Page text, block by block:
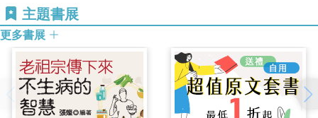
安氣氛。朱孝遠指出：「研究磚頭和研究房子是兩回事。」我
如何研究民國這棟房子？
我花很長的時間閱讀二手的研究。講王國維的書不少，我講的
不同。民國史相對其他的中國歷史，除了過多的史料，還必須
克服「哪些社群掌握界定知識的優勢權？知識要用在誰身
上？」同時也必須考慮研究者被「禁聲或消音(silencing)，常
被用來作為限制他人參與言說論述的權力關係的運作」。
後
記
附錄：我的學習歷史反思——從黃帝到王國維
主題書展
更多書展